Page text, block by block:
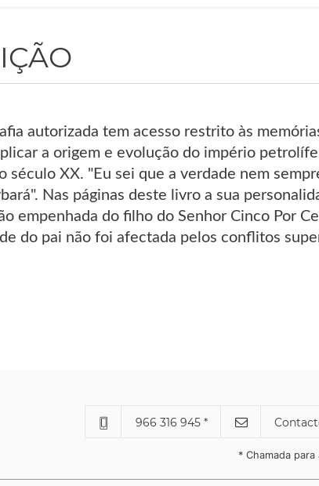
autorizada tem acesso restrito às
a origem e evolução do império
século XX. "Eu sei que a verdade nem
Nas páginas deste livro a sua
empenhada do filho do Senhor Cinco Por
do pai não foi afectada pelos conflitos
966 316 945 *
* Chamada para